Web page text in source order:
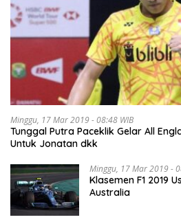
Minggu, 17 Mar 2019 - 08:48 WIB
Tunggal Putra Paceklik Gelar All
Untuk Jonatan dkk
Minggu, 17 Mar 2019 -
Klasemen F1 2019
Australia